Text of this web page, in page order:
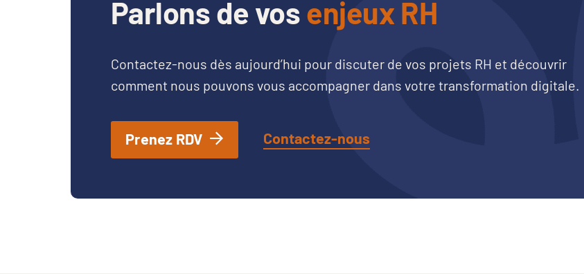
Parlons de vosenjeux RH
Contactez-nous dès aujourd’hui pour discuter de vos projets RH et découvrir
comment nous pouvons vous accompagner dans votre transformation digitale.
Prenez RDV Contactez-nous